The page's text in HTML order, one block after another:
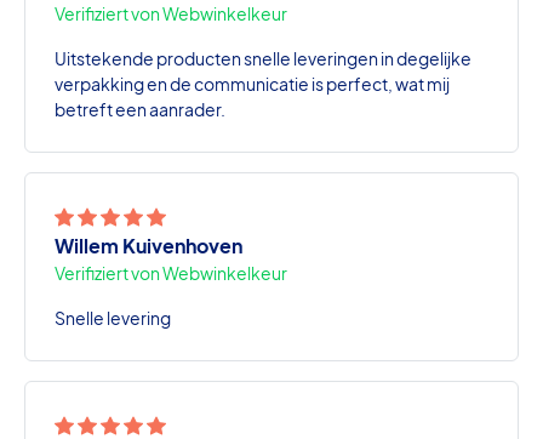
Verifiziert von Webwinkelkeur
Uitstekende producten snelle leveringen in degelijke
verpakking en de communicatie is perfect, wat mij
betreft een aanrader.
Willem Kuivenhoven
Verifiziert von Webwinkelkeur
Snelle levering